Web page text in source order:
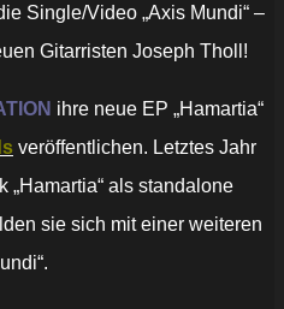
Single/Video „Axis Mundi“ –
Gitarristen Joseph Tholl!
ihre neue EP „Hamartia“
veröffentlichen. Letztes Jahr
„Hamartia“ als standalone
sie sich mit einer weiteren